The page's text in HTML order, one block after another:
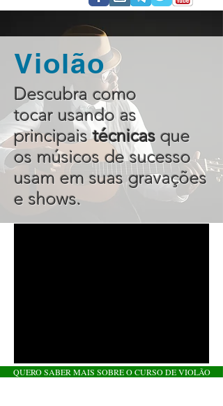
Violão
Descubra como
tocar usando as
principaistécnicas que
os músicos de sucesso
usam em suas gravações
e shows.
QUERO SABER MAIS SOBRE O CURSO DE VIOLÃO